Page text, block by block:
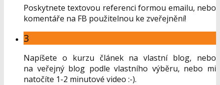
Poskytnete textovou referenci formou emailu, nebo
komentáře na FB použitelnou ke zveřejnění!
3
Napíšete o kurzu článek na vlastní blog, nebo
na veřejný blog podle vlastního výběru, nebo mi
natočíte 1-2 minutové video :-).